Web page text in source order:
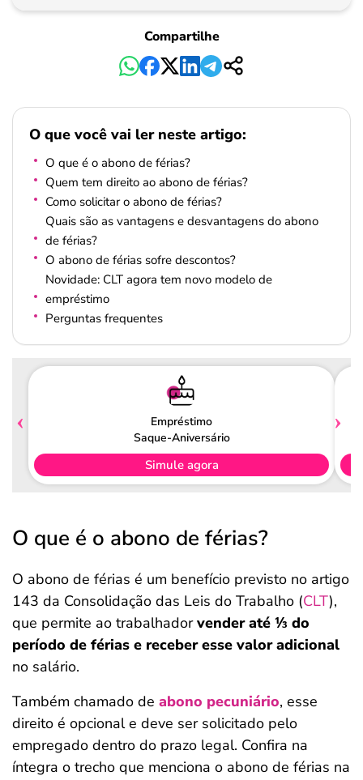
Compartilhe
O que você vai ler neste artigo:
O que é o abono de férias?
Quem tem direito ao abono de férias?
Como solicitar o abono de férias?
Quais são as vantagens e desvantagens do abono
de férias?
O abono de férias sofre descontos?
Novidade: CLT agora tem novo modelo de
empréstimo
Perguntas frequentes
Empréstimo
Saque-Aniversário
Simule agora
O que é o abono de férias?
O abono de férias é um benefício previsto no artigo
143 da Consolidação das Leis do Trabalho (CLT),
que permite ao trabalhadorvender até ⅓ do
período de férias e receber esse valor adicional
no salário.
Também chamado de abono pecuniário, esse
direito é opcional e deve ser solicitado pelo
empregado dentro do prazo legal. Confira na
íntegra o trecho que menciona o abono de férias na